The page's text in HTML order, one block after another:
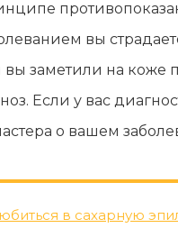
вы
заметили на коже
Если у вас
о вашем
в сахарную